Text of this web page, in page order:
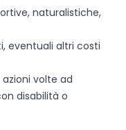
naturalistiche,
eventuali altri costi
volte ad
disabilità o